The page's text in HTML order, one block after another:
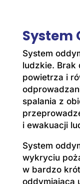
System
System
ludzkie. Brak
powietrza i
spalania z
i ewakuacji
System
wykryciu
w bardzo
oddymiającą